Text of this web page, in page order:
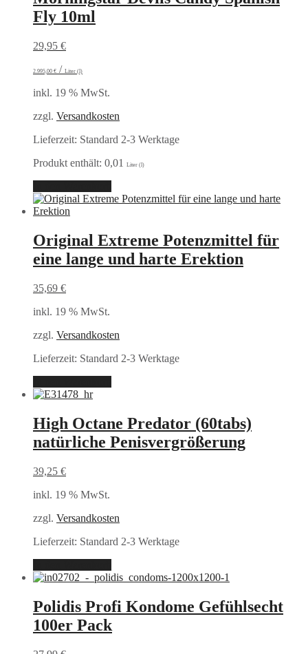
Fly 10ml
29,95 €
2.995,00 € / Liter (l)
inkl. 19 % MwSt.
zzgl. Versandkosten
Lieferzeit: Standard 2-3 Werktage
Produkt enthält: 0,01
Liter (l)
Original Extreme Potenzmittel für
eine lange und harte Erektion
35,69 €
inkl. 19 % MwSt.
zzgl. Versandkosten
Lieferzeit: Standard 2-3 Werktage
High Octane Predator (60tabs)
natürliche Penisvergrößerung
39,25 €
inkl. 19 % MwSt.
zzgl. Versandkosten
Lieferzeit: Standard 2-3 Werktage
Polidis Profi Kondome Gefühlsecht
100er Pack